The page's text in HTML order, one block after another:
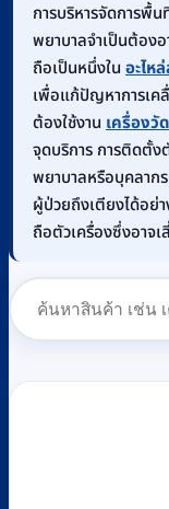
การบริหารจัดการพื้
พยาบาลจำเป็นต้อง
ถือเป็นหนึ่งใน อะไห
เพื่อแก้ปัญหาการเค
ต้องใช้งาน เครื่องวั
จุดบริการ การติดตั้ง
พยาบาลหรือบุคลาก
ผู้ป่วยถึงเตียงได้อย่
ถือตัวเครื่องซึ่งอาจ